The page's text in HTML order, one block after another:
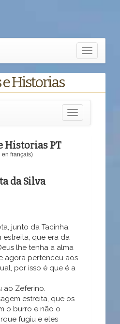
Toggle
navigation
e Historias
Toggle
navigation
Historias PT
en français)
da Silva
junto da Tacinha,
estreita, que era da
lhe tenha a alma
agora pertenceu aos
por isso é que é a
ao Zeferino.
estreita, que os
o burro e não o
fugiu e eles